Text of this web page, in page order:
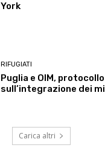
York
RIFUGIATI
Puglia e OIM,
sull’integrazione dei
Carica altri